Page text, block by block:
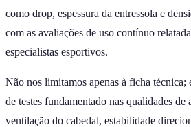
como drop, espessura da entressola e
com as avaliações de uso contínuo
especialistas esportivos.
Não nos limitamos apenas à ficha técnica;
de testes fundamentado nas qualidades de
ventilação do cabedal, estabilidade